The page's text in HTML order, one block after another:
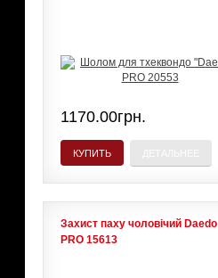
1170.00грн.
КУПИТЬ
Захист паху чоловічий Daedo
PRO 15613